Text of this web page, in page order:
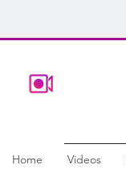
Home Videos